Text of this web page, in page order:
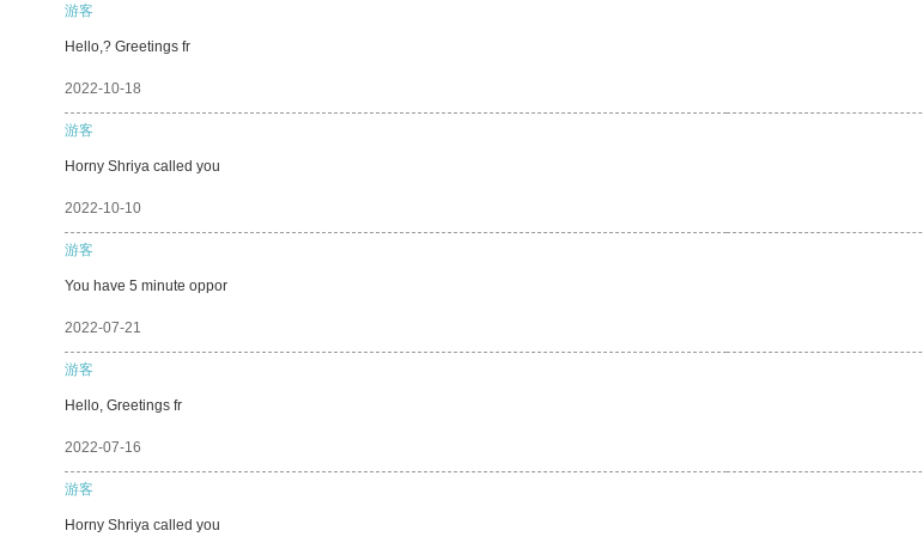
游客
Hello,? Greetings fr
2022-10-18
游客
Horny Shriya called you
2022-10-10
游客
You have 5 minute oppor
2022-07-21
游客
Hello, Greetings fr
2022-07-16
游客
Horny Shriya called you